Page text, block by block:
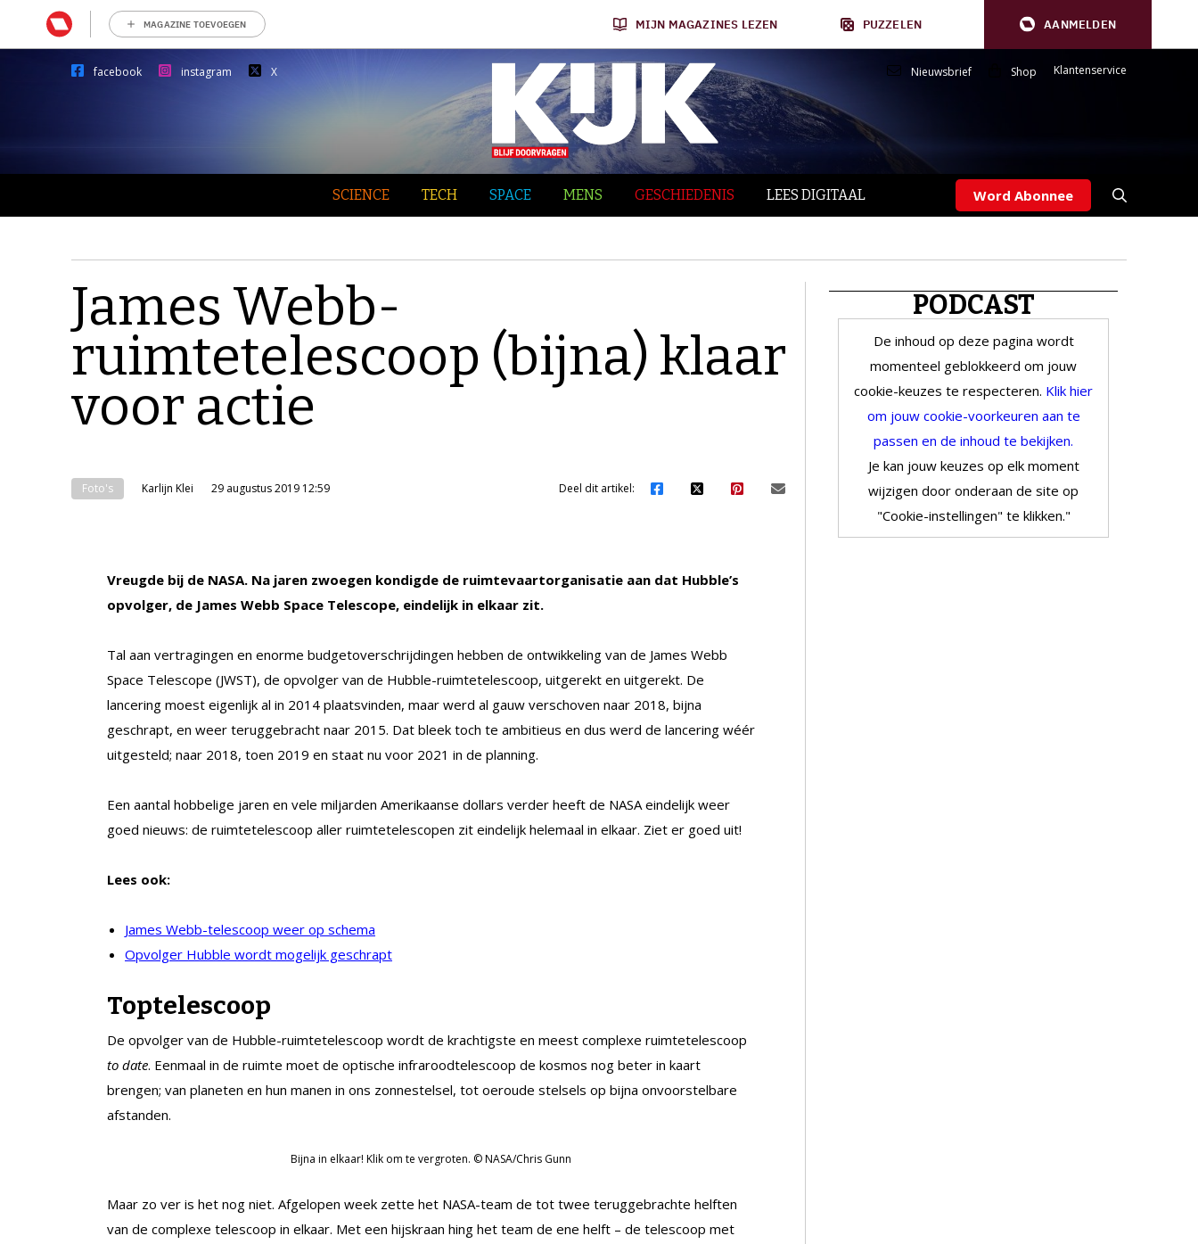
MAGAZINE TOEVOEGEN MIJN MAGAZINES LEZEN PUZZELEN AANMELDEN
facebook instagram X Nieuwsbrief Shop Klantenservice
SCIENCE TECH SPACE MENS GESCHIEDENIS LEES DIGITAAL Word Abonnee
James Webb-
ruimtetelescoop (bijna) klaar
voor actie
Foto's Karlijn Klei 29 augustus 2019 12:59 Deel dit artikel:
Vreugde bij de NASA. Na jaren zwoegen kondigde de ruimtevaartorganisatie aan dat Hubble’s
opvolger, de James Webb Space Telescope, eindelijk in elkaar zit.
Tal aan vertragingen en enorme budgetoverschrijdingen hebben de ontwikkeling van de James Webb
Space Telescope (JWST), de opvolger van de Hubble-ruimtetelescoop, uitgerekt en uitgerekt. De
lancering moest eigenlijk al in 2014 plaatsvinden, maar werd al gauw verschoven naar 2018, bijna
geschrapt, en weer teruggebracht naar 2015. Dat bleek toch te ambitieus en dus werd de lancering wéér
uitgesteld; naar 2018, toen 2019 en staat nu voor 2021 in de planning.
Een aantal hobbelige jaren en vele miljarden Amerikaanse dollars verder heeft de NASA eindelijk weer
goed nieuws: de ruimtetelescoop aller ruimtetelescopen zit eindelijk helemaal in elkaar. Ziet er goed uit!
Lees ook:
James Webb-telescoop weer op schema
Opvolger Hubble wordt mogelijk geschrapt
Toptelescoop
De opvolger van de Hubble-ruimtetelescoop wordt de krachtigste en meest complexe ruimtetelescoop
to date. Eenmaal in de ruimte moet de optische infraroodtelescoop de kosmos nog beter in kaart
brengen; van planeten en hun manen in ons zonnestelsel, tot oeroude stelsels op bijna onvoorstelbare
afstanden.
Bijna in elkaar! Klik om te vergroten. © NASA/Chris Gunn
Maar zo ver is het nog niet. Afgelopen week zette het NASA-team de tot twee teruggebrachte helften
van de complexe telescoop in elkaar. Met een hijskraan hing het team de ene helft – de telescoop met
PODCAST
De inhoud op deze pagina wordt
momenteel geblokkeerd om jouw
cookie-keuzes te respecteren. Klik hier
om jouw cookie-voorkeuren aan te
passen en de inhoud te bekijken.
Je kan jouw keuzes op elk moment
wijzigen door onderaan de site op
"Cookie-instellingen" te klikken."